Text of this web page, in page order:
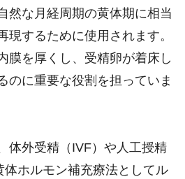
然な月経周期の黄体期に相当
現するために使用されます。
膜を厚くし、受精卵が着床し
のに重要な役割を担っていま
体外受精（IVF）や人工授精
体ホルモン補充療法としてル